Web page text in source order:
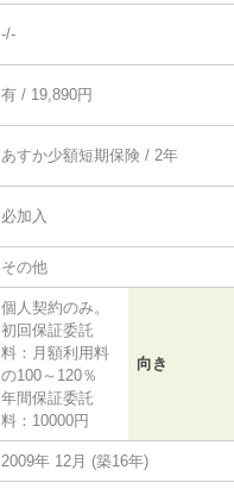
-/-
有 / 19,890円
あすか少額短期保険 / 2年
必加入
その他
個人契約のみ。
初回保証委託
料：月額利用料
の100～120％
年間保証委託
料：10000円
向き
2009年 12月 (築16年)